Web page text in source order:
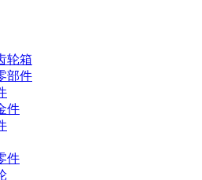
轮箱
部件
件
件